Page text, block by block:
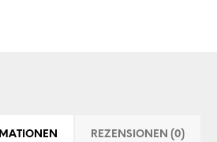
REZENSIONEN (0)